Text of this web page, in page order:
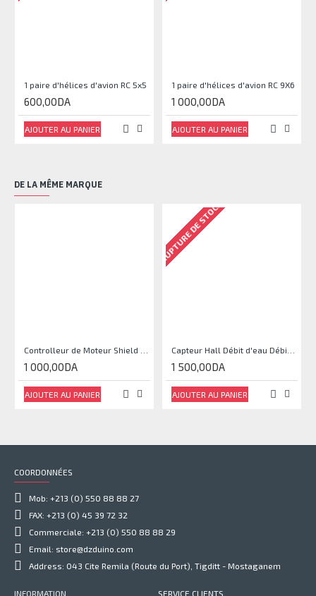
1 paire d'hélices d'avion RC 5x5
600,00DA
AJOUTER AU PANIER
1 paire d'hélices d'avion RC 9X6
1 000,00DA
AJOUTER AU PANIER
DE LA MÊME MARQUE
1 000,00DA
AJOUTER AU PANIER
RUPTURE DE STOCK
1 500,00DA
AJOUTER AU PANIER
COORDONNÉES
Mob: +213 (0) 550 88 88 27
FAX: +213 (0) 45 39 72 32
Commerciale: +213 (0) 550 88 88 29
Email: store@dzduino.com
Address: 043 Cite Remila (Route du Port), Tigditt - Mostaganem
INFORMATION SERVICE CLIENTS